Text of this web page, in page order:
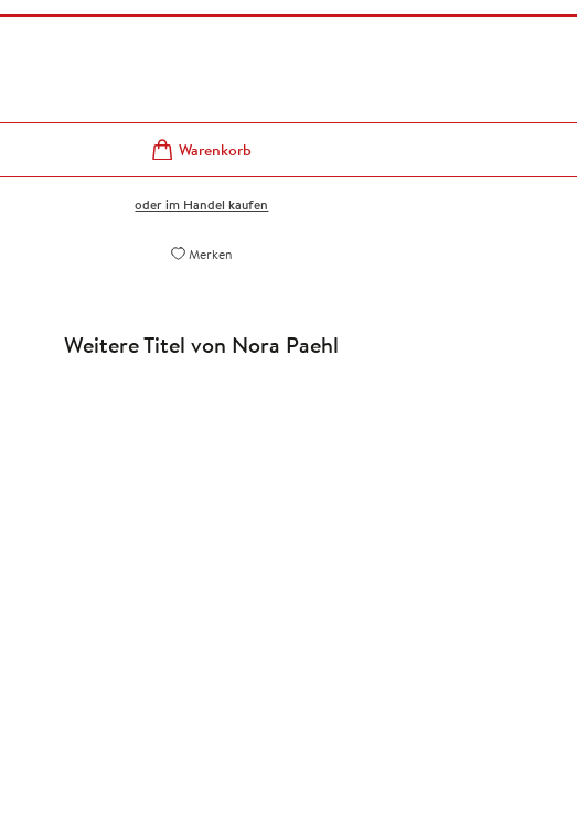
oder im Handel kaufen
Merken
Weitere Titel von Nora Paehl